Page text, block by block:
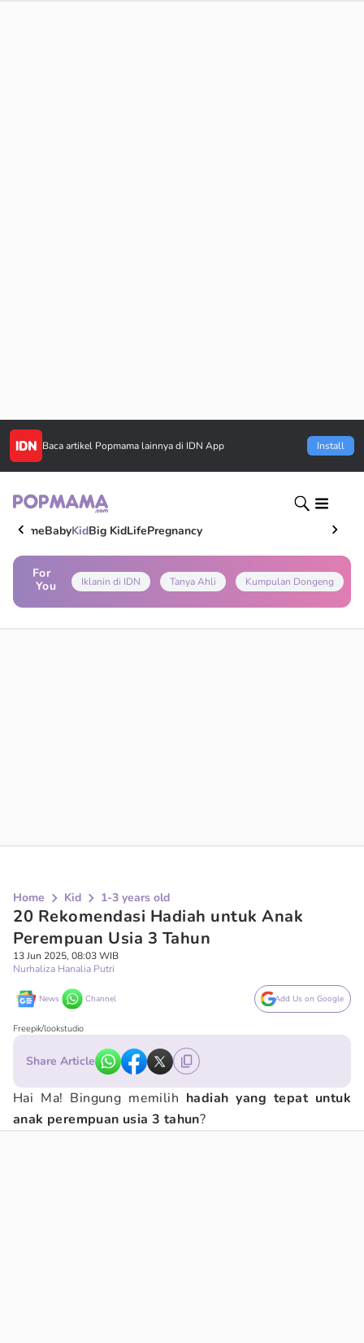
Baca artikel Popmama lainnya di IDN App Install
HomeBabyKidBig KidLifePregnancy
For
You
Iklanin di IDN Tanya Ahli Kumpulan Dongeng
Home Kid 1-3 years old
20 Rekomendasi Hadiah untuk Anak
Perempuan Usia 3 Tahun
13 Jun 2025, 08:03 WIB
Nurhaliza Hanalia Putri
News Channel Add Us on Google
Freepik/lookstudio
Share Article
Hai Ma! Bingung memilih hadiah yang tepat untuk
anak perempuan usia 3 tahun?